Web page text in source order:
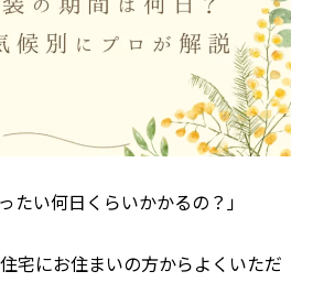
たい何日くらいかかるの？」
宅にお住まいの方からよくいただ